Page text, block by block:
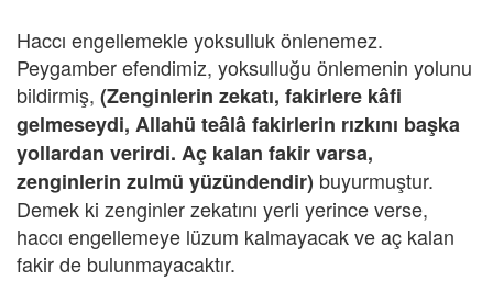
Haccı engellemekle yoksulluk önlenemez.
Peygamber efendimiz, yoksulluğu önlemenin yolunu
bildirmiş, (Zenginlerin zekatı, fakirlere kâfi
gelmeseydi, Allahü teâlâ fakirlerin rızkını başka
yollardan verirdi. Aç kalan fakir varsa,
zenginlerin zulmü yüzündendir) buyurmuştur.
Demek ki zenginler zekatını yerli yerince verse,
haccı engellemeye lüzum kalmayacak ve aç kalan
fakir de bulunmayacaktır.